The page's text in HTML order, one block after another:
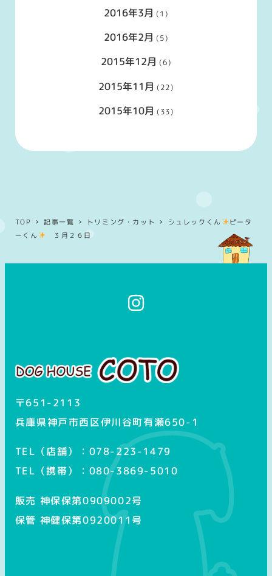
2016年3月 (1)
2016年2月 (5)
2015年12月 (6)
2015年11月 (22)
2015年10月 (33)
TOP 記事一覧 トリミング・カット シュレックくん
ピータ
ーくん
３月２６日
ム
〒651-2113
兵庫県神戸市西区伊川谷町有瀬650-1
TEL（店舗）：078-223-1479
TEL（携帯）：080-3869-5010
販売 神保保第0909002号
保管 神健保第0920011号